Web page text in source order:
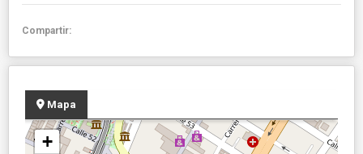
Compartir:
Mapa
+